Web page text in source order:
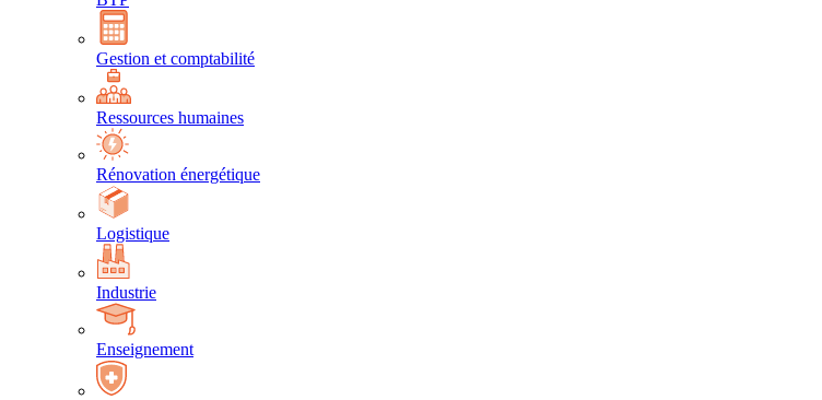
Gestion et comptabilité
Ressources humaines
Rénovation énergétique
Logistique
Industrie
Enseignement